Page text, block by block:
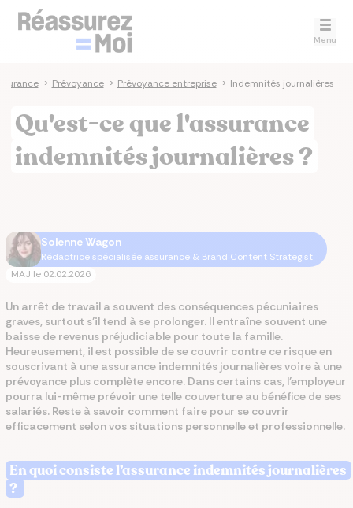
Menu
> Prévoyance > Prévoyance entreprise > Indemnités journalières
Qu'est-ce que l'assurance
indemnités journalières ?
Solenne Wagon
Rédactrice spécialisée assurance & Brand Content Strategist
MAJ le 02.02.2026
Un arrêt de travail a souvent des conséquences pécuniaires
graves, surtout s’il tend à se prolonger. Il entraîne souvent une
baisse de revenus préjudiciable pour toute la famille.
Heureusement, il est possible de se couvrir contre ce risque en
souscrivant à une assurance indemnités journalières voire à une
prévoyance plus complète encore. Dans certains cas, l’employeur
pourra lui-même prévoir une telle couverture au bénéfice de ses
salariés. Reste à savoir comment faire pour se couvrir
efficacement selon vos situations personnelle et professionnelle.
En quoi consiste l’assurance indemnités journalières
?